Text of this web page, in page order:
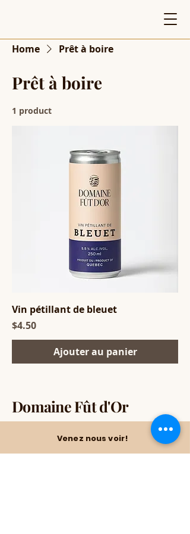
Home Prêt à boire
Prêt à boire
1 product
Vin pétillant de bleuet
Price
$4.50
Ajouter au panier
Domaine Fût d'Or
Venez nous voir!